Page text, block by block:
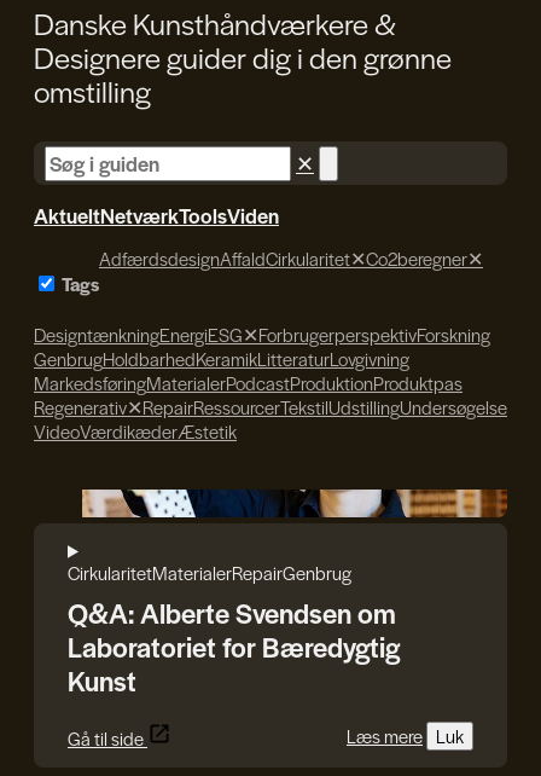
Danske Kunsthåndværkere &
Designere guider dig i dengrønne
omstilling
✕
AktueltNetværkToolsViden
Tags
AdfærdsdesignAffaldCirkularitet✕Co2beregner✕
DesigntænkningEnergiESG✕ForbrugerperspektivForskning
GenbrugHoldbarhedKeramikLitteraturLovgivning
MarkedsføringMaterialerPodcastProduktionProduktpas
Regenerativ✕RepairRessourcerTekstilUdstillingUndersøgelse
VideoVærdikæderÆstetik
Søren Svendsen
CirkularitetMaterialerRepairGenbrug
Q&A: Alberte Svendsen om
Laboratoriet for Bæredygtig
Kunst
Gå til side Læs mere Luk